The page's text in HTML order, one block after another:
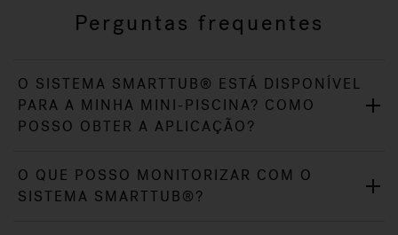
Perguntas frequentes
O SISTEMA SMARTTUB® ESTÁ DISPONÍVEL
PARA A MINHA MINI-PISCINA? COMO
POSSO OBTER A APLICAÇÃO?
O QUE POSSO MONITORIZAR COM O
SISTEMA SMARTTUB®?